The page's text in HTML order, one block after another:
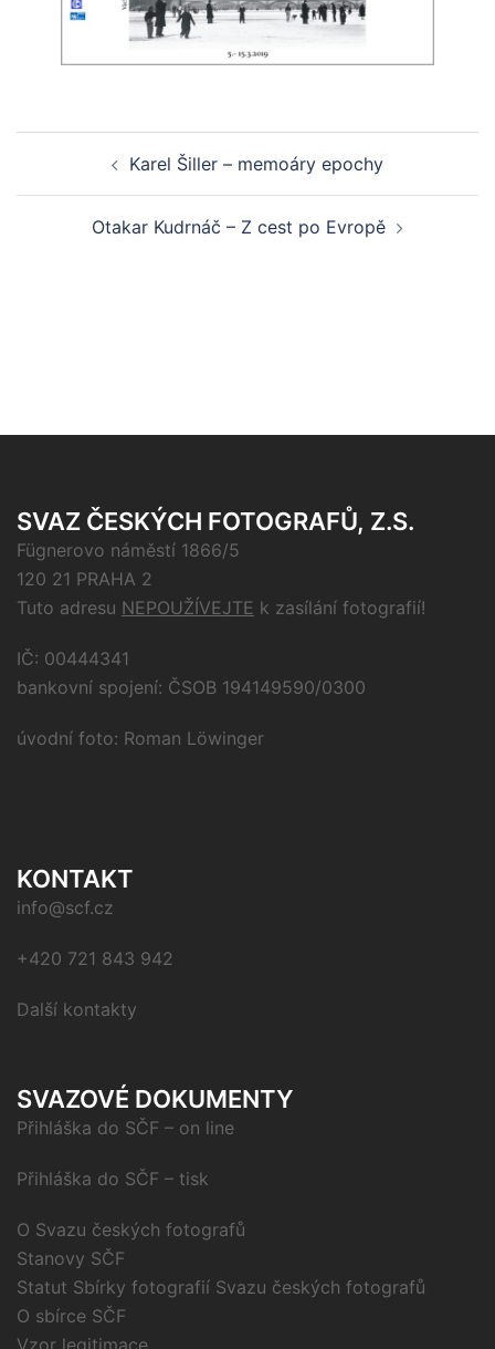
navigationKarel Šiller – memoáry epochy
Otakar Kudrnáč – Z cest po Evropě
SVAZ ČESKÝCH FOTOGRAFŮ, Z.S.
Fügnerovo náměstí 1866/5
120 21 PRAHA 2
Tuto adresu NEPOUŽÍVEJTE k zasílání fotografií!
IČ: 00444341
bankovní spojení: ČSOB 194149590/0300
úvodní foto: Roman Löwinger
KONTAKT
info@scf.cz
+420 721 843 942
Další kontakty
SVAZOVÉ DOKUMENTY
Přihláška do SČF – on line
Přihláška do SČF – tisk
O Svazu českých fotografů
Stanovy SČF
Statut Sbírky fotografií Svazu českých fotografů
O sbírce SČF